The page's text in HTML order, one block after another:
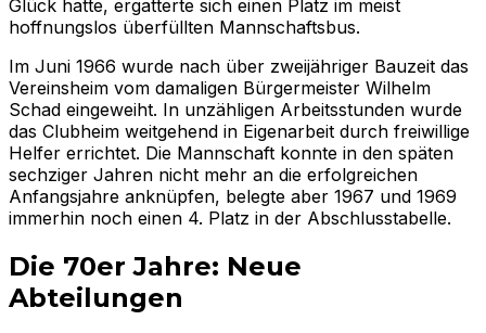
Glück hatte, ergatterte sich einen Platz im meist
hoffnungslos überfüllten Mannschaftsbus.
Im Juni 1966 wurde nach über zweijähriger Bauzeit das
Vereinsheim vom damaligen Bürgermeister Wilhelm
Schad eingeweiht. In unzähligen Arbeitsstunden wurde
das Clubheim weitgehend in Eigenarbeit durch freiwillige
Helfer errichtet. Die Mannschaft konnte in den späten
sechziger Jahren nicht mehr an die erfolgreichen
Anfangsjahre anknüpfen, belegte aber 1967 und 1969
immerhin noch einen 4. Platz in der Abschlusstabelle.
Die 70er Jahre: Neue
Abteilungen